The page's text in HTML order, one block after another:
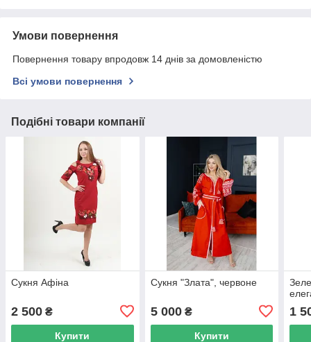
Умови повернення
Повернення товару впродовж 14 днів за домовленістю
Всі умови повернення
Подібні товари компанії
Сукня Афіна
2 500 ₴
Купити
Сукня "Злата", червоне
5 000₴
Купити
1